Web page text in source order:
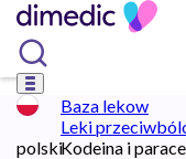
polski
Baza lekow
Leki
Kodeina i